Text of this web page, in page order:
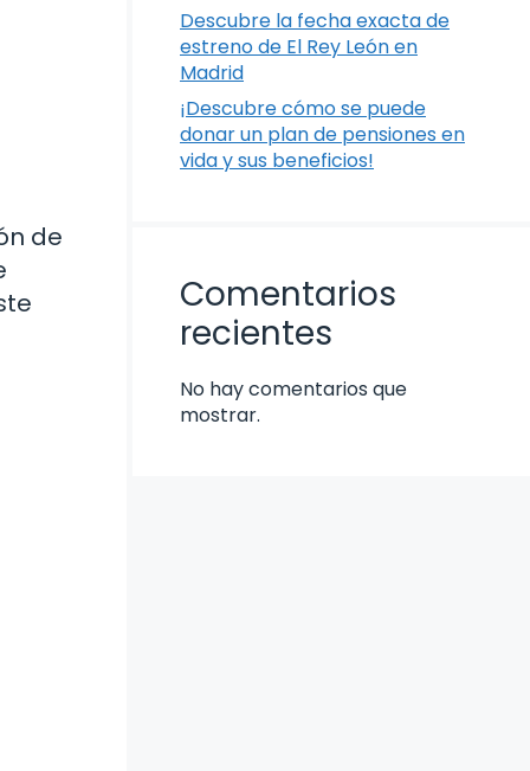
de
Descubre la fecha exacta de
estreno de El Rey León en
Madrid
¡Descubre cómo se puede
donar un plan de pensiones en
vida y sus beneficios!
Comentarios
recientes
No hay comentarios que
mostrar.